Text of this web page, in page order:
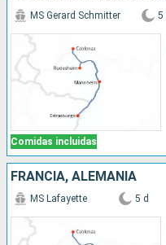
Comidas incluidas
MS Gerard Schmitter 5
FRANCIA, ALEMANIA
MS Lafayette 5 d